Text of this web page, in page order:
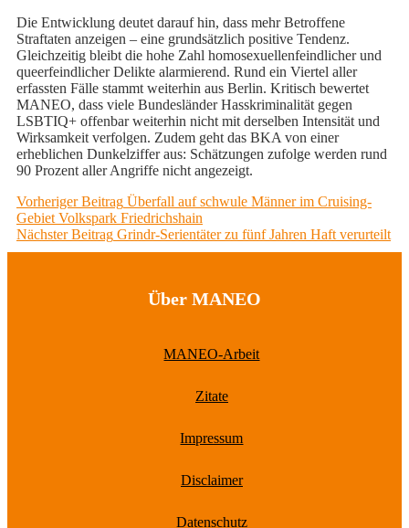
Die Entwicklung deutet darauf hin, dass mehr Betroffene
Straftaten anzeigen – eine grundsätzlich positive Tendenz.
Gleichzeitig bleibt die hohe Zahl homosexuellenfeindlicher und
queerfeindlicher Delikte alarmierend. Rund ein Viertel aller
erfassten Fälle stammt weiterhin aus Berlin. Kritisch bewertet
MANEO, dass viele Bundesländer Hasskriminalität gegen
LSBTIQ+ offenbar weiterhin nicht mit derselben Intensität und
Wirksamkeit verfolgen. Zudem geht das BKA von einer
erheblichen Dunkelziffer aus: Schätzungen zufolge werden rund
90 Prozent aller Angriffe nicht angezeigt.
Beitragsnavigation
Vorheriger Beitrag Previous
post:
Überfall auf schwule Männer im Cruising-
Gebiet Volkspark Friedrichshain
Nächster Beitrag Next
post:
Grindr-Serientäter zu fünf Jahren Haft verurteilt
Über MANEO
MANEO-Arbeit
Zitate
Impressum
Disclaimer
Datenschutz